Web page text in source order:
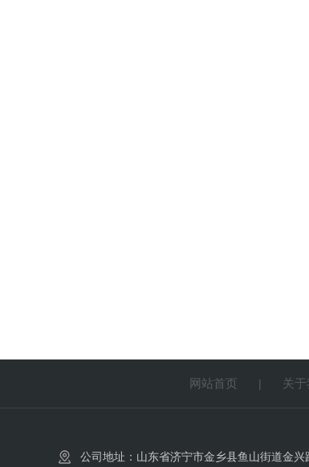
网站首页 | 关于
公司地址：山东省济宁市金乡县鱼山街道金兴